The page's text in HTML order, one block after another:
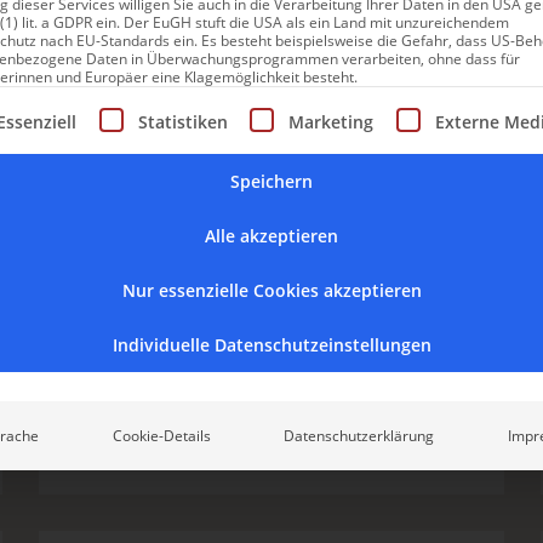
Ziegenpeter-Seele vom
Fidelisbäck – mit Rezept!
Ziegenpeter-Seele vom Fidelisbäck in Wangen.
dieser Services willigen Sie auch in die Verarbeitung Ihrer Daten in den USA
lit. a GDPR ein. Der EuGH stuft die USA als ein Land mit unzureichendem
nach EU-Standards ein. Es besteht beispielsweise die Gefahr, dass US-
Daten in Überwachungsprogrammen verarbeiten, ohne dass für
und Europäer eine Klagemöglichkeit besteht.
eine Liste der Service-Gruppen, für die eine Einwilligung
Statistiken Marketing Externe
Speichern
Alle akzeptieren
Nur essenzielle Cookies akzeptieren
Individuelle Datenschutzeinstellungen
Cookie-Details Datenschutzerklärung